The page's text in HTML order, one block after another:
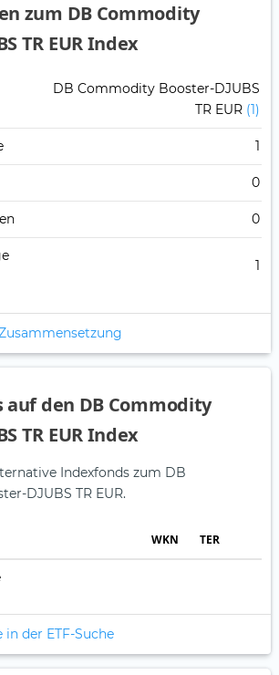
zum DB Commodity
TR EUR Index
DB Commodity Booster-DJUBS
TR EUR (1)
1
0
0
1
auf den DB Commodity
TR EUR Index
Indexfonds zum DB
DJUBS TR EUR.
WKN TER
der ETF-Suche